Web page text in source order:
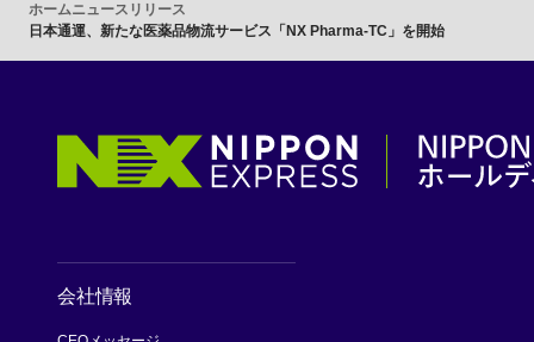
ホームニュースリリース
日本通運、新たな医薬品物流サービス「NX Pharma-TC」を開始
会社情報